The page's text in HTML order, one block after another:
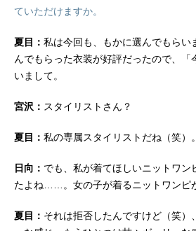
ていただけますか。
夏目： 私は今回も、もかに選んでもらい
んでもらった衣装が好評だったので、「
いまして。
宮沢： スタイリストさん？
夏目： 私の専属スタイリストだね（笑）。
日向： でも、私が着てほしいニットワン
たよね……。女の子が着るニットワンピ
夏目： それは拒否したんですけど（笑）